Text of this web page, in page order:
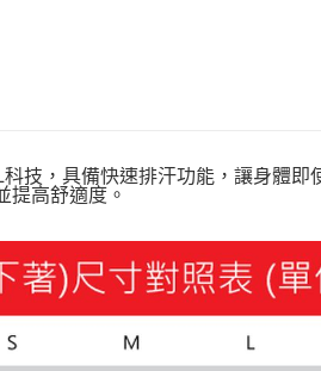
每筆NT$180
技，具備快速排汗功能，讓身體即
提高舒適度。